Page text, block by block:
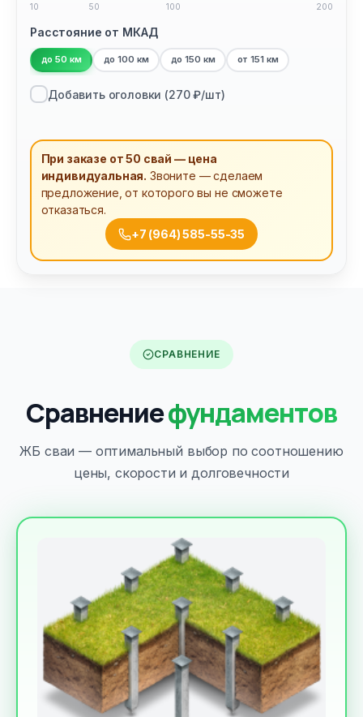
10 50 100 200
Расстояние от МКАД
до 50 км до 100 км до 150 км от 151 км
Добавить оголовки (270₽/шт)
При заказе от 50 свай — цена
индивидуальная. Звоните — сделаем
предложение, от которого вы не сможете
отказаться.
+7 (964) 585-55-35
СРАВНЕНИЕ
Сравнениефундаментов
ЖБ сваи — оптимальный выбор по соотношению
цены, скорости и долговечности